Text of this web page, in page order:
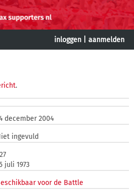
inloggen aanmelden
.
december 2004
ingevuld
juli 1973
voor de Battle